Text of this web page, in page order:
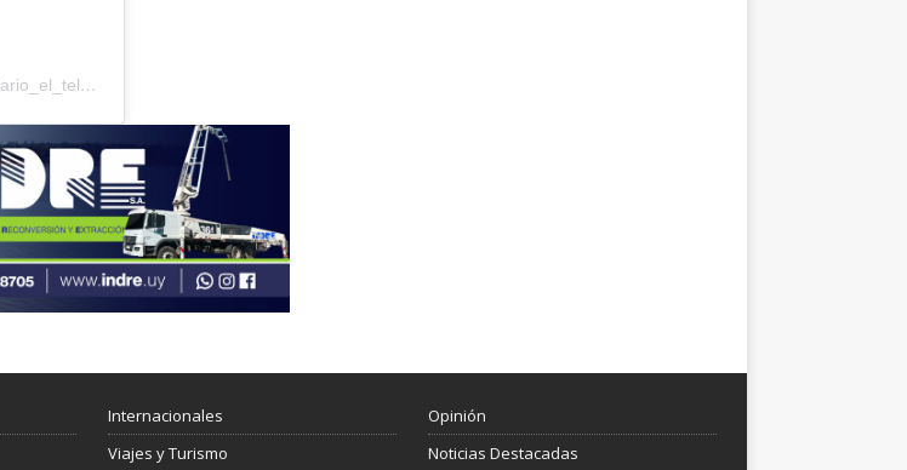
Una publicación compartida por Diario El Telégrafo Paysandú (@diario_el_telegrafo)
Internacionales
Viajes y Turismo
Opinión
Noticias Destacadas